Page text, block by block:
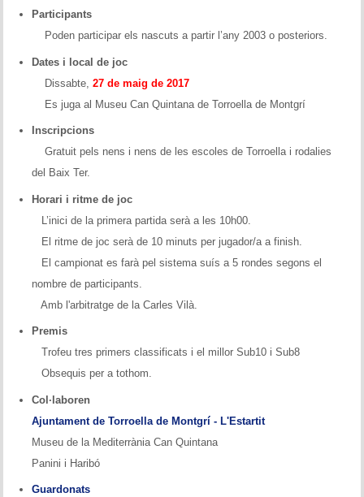
Historial del torneig Montgrí
Historial del torneig de Nadal
Historial del torneig social
Historial del torneig llampec
Escacs Actius
INFORMACIÓ
Història del club
Memòries
Teoria i problemes
Obertures
Participants
Poden participar els nascuts a partir l’any 2003 o posteriors.
Dates i local de joc
Dissabte, 27 de maig de 2017
Es juga al Museu Can Quintana de Torroella de Montgrí
Inscripcions
Gratuit pels nens i nens de les escoles de Torroella i rodalies
del Baix Ter.
Horari i ritme de joc
L’inici de la primera partida serà a les 10h00.
El ritme de joc serà de 10 minuts per jugador/a a finish.
El campionat es farà pel sistema suís a 5 rondes segons el
nombre de participants.
Amb l'arbitratge de la Carles Vilà.
Premis
Trofeu tres primers classificats i el millor Sub10 i Sub8
Obsequis per a tothom.
Col·laboren
Ajuntament de Torroella de Montgrí - L'Estartit
Museu de la Mediterrània Can Quintana
Panini i Haribó
Guardonats